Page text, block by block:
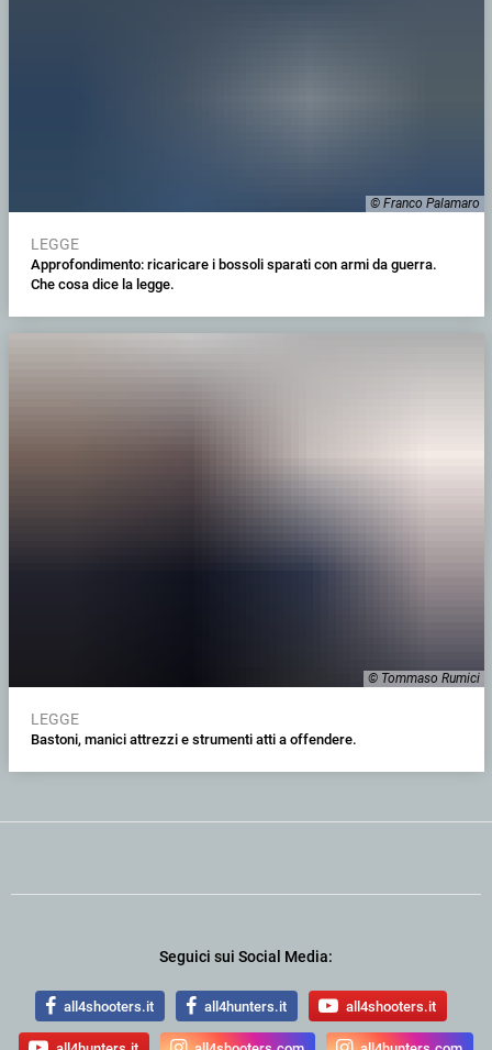
© Franco Palamaro
LEGGE
Approfondimento: ricaricare i bossoli sparati con armi da guerra.
Che cosa dice la legge.
© Tommaso Rumici
LEGGE
Bastoni, manici attrezzi e strumenti atti a offendere.
Seguici sui Social Media:
all4shooters.it all4hunters.it all4shooters.it